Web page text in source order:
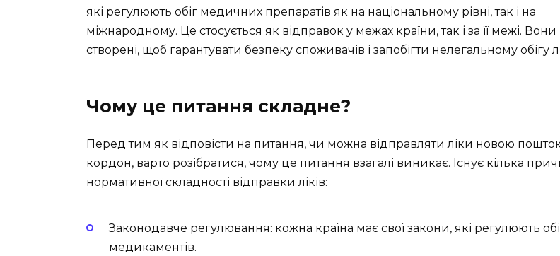
які регулюють обіг медичних препаратів як на національному рівні, так і на
міжнародному. Це стосується як відправок у межах країни, так і за її межі. Вони
створені, щоб гарантувати безпеку споживачів і запобігти нелегальному обігу
Чому це питання складне?
Перед тим як відповісти на питання, чи можна відправляти ліки новою
кордон, варто розібратися, чому це питання взагалі виникає. Існує кілька
нормативної складності відправки ліків:
Законодавче регулювання: кожна країна має свої закони, які регулюють
медикаментів.